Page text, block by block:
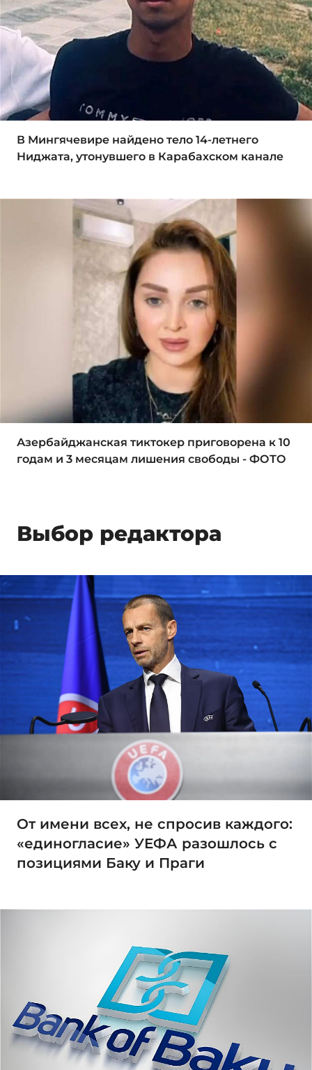
В Мингячевире найдено тело 14-летнего
Ниджата, утонувшего в Карабахском канале
Азербайджанская тиктокер приговорена к 10
годам и 3 месяцам лишения свободы - ФОТО
Выбор редактора
От имени всех, не спросив каждого:
«единогласие» УЕФА разошлось с
позициями Баку и Праги